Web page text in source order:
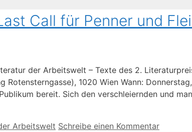
Call für Penner und
der Arbeitswelt – Texte des 2.
1020 Wien Wann:
bereit. Sich den verschleiernden und
Arbeitswelt Schreibe einen Kommentar